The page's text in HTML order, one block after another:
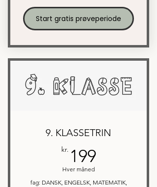
Start gratis prøveperiode
9. KLASSETRIN
kr. 199199kr.
Hver måned
fag: DANSK, ENGELSK, MATEMATIK,